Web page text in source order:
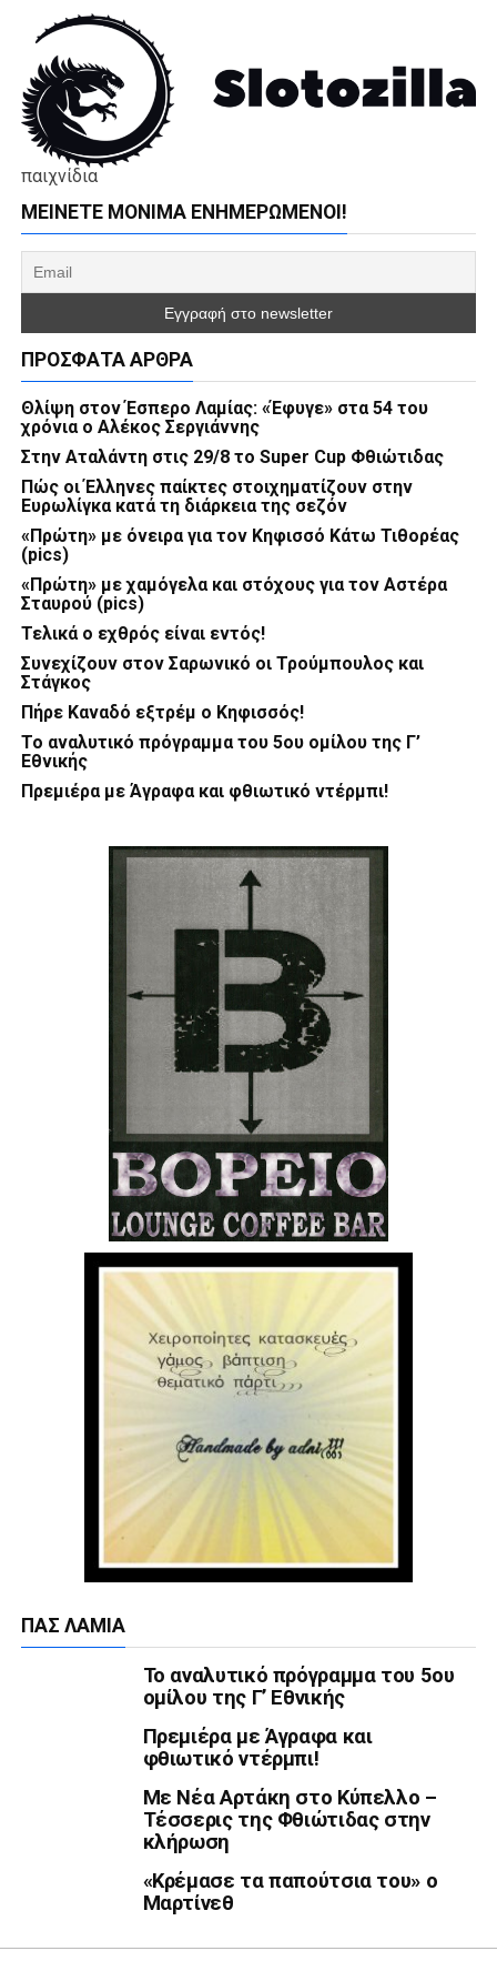
παιχνίδια
ΜΕΊΝΕΤΕ ΜΌΝΙΜΑ ΕΝΗΜΕΡΏΜΕΝΟΙ!
ΠΡΌΣΦΑΤΑ ΆΡΘΡΑ
Θλίψη στον Έσπερο Λαμίας: «Έφυγε» στα 54 του
χρόνια ο Αλέκος Σεργιάννης
Στην Αταλάντη στις 29/8 το Super Cup Φθιώτιδας
Πώς οι Έλληνες παίκτες στοιχηματίζουν στην
Ευρωλίγκα κατά τη διάρκεια της σεζόν
«Πρώτη» με όνειρα για τον Κηφισσό Κάτω Τιθορέας
(pics)
«Πρώτη» με χαμόγελα και στόχους για τον Αστέρα
Σταυρού (pics)
Τελικά ο εχθρός είναι εντός!
Συνεχίζουν στον Σαρωνικό οι Τρούμπουλος και
Στάγκος
Πήρε Καναδό εξτρέμ ο Κηφισσός!
Το αναλυτικό πρόγραμμα του 5ου ομίλου της Γ’
Εθνικής
Πρεμιέρα με Άγραφα και φθιωτικό ντέρμπι!
ΠΑΣ ΛΑΜΊΑ
Το αναλυτικό πρόγραμμα του 5ου
ομίλου της Γ’ Εθνικής
Πρεμιέρα με Άγραφα και
φθιωτικό ντέρμπι!
Με Νέα Αρτάκη στο Κύπελλο –
Τέσσερις της Φθιώτιδας στην
κλήρωση
«Κρέμασε τα παπούτσια του» ο
Μαρτίνεθ